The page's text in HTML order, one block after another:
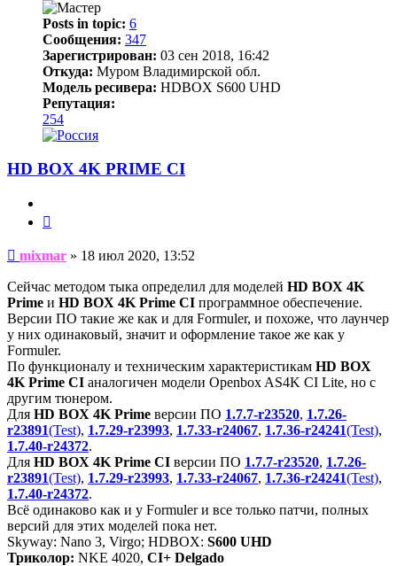
Posts in topic: 6
Сообщения: 347
Зарегистрирован: 03 сен 2018, 16:42
Откуда: Муром Владимирской обл.
Модель ресивера: HDBOX S600 UHD
Репутация:
254
HD BOX 4K PRIME CI
Сообщение
mixmar » 18 июл 2020, 13:52
Сейчас методом тыка определил для моделей HD BOX 4K
Prime и HD BOX 4K Prime CI программное обеспечение.
Версии ПО такие же как и для Formuler, и похоже, что лаунчер
у них одинаковый, значит и оформление такое же как у
Formuler.
По функционалу и техническим характеристикам HD BOX
4K Prime CI аналогичен модели Openbox AS4K CI Lite, но с
другим тюнером.
Для HD BOX 4K Prime версии ПО 1.7.7-r23520, 1.7.26-
r23891(Test), 1.7.29-r23993, 1.7.33-r24067, 1.7.36-r24241(Test),
1.7.40-r24372.
Для HD BOX 4K Prime CI версии ПО 1.7.7-r23520, 1.7.26-
r23891(Test), 1.7.29-r23993, 1.7.33-r24067, 1.7.36-r24241(Test),
1.7.40-r24372.
Всё одинаково как и у Formuler и все только патчи, полных
версий для этих моделей пока нет.
Skyway: Nano 3, Virgo; HDBOX: S600 UHD
Триколор: NKE 4020, CI+ Delgado